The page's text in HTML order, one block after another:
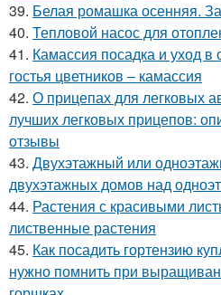
39. Белая ромашка осенняя.
40. Тепловой насос для
41. Камассия посадка и уход в
гостья цветников – камассия
42. О прицепах для легковых
лучших легковых прицепов:
отзывы
43. Двухэтажный или
двухэтажных домов над
44. Растения с красивыми
лиственные растения
45. Как посадить гортензию
нужно помнить при